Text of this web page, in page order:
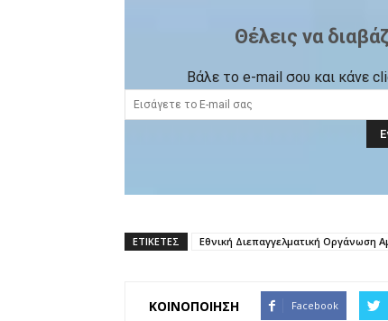
Θέλεις να
Βάλε το e-mail σου και κάνε
ΕΤΙΚΕΤΕΣ Εθνική Διεπαγγελματική Οργάνωση
ΚΟΙΝΟΠΟΙΗΣΗ Facebook